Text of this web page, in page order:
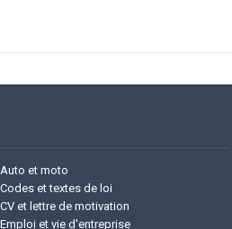
Auto et moto
Codes et textes de loi
CV et lettre de motivation
Emploi et vie d'entreprise